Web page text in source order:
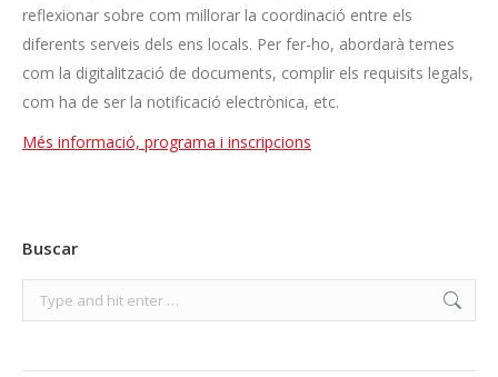
reflexionar sobre com millorar la coordinació entre els
diferents serveis dels ens locals. Per fer-ho, abordarà temes
com la digitalització de documents, complir els requisits legals,
com ha de ser la notificació electrònica, etc.
Més informació, programa i inscripcions
Buscar
Search: